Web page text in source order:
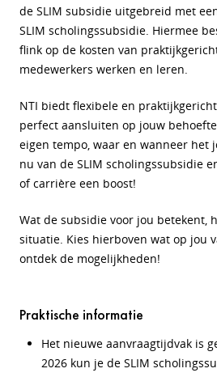
de SLIM subsidie uitgebreid met
SLIM scholingssubsidie. Hiermee
flink op de kosten van
medewerkers werken en leren.
NTI biedt flexibele en
perfect aansluiten op jouw
eigen tempo, waar en wanneer het
nu van de SLIM scholingssubsidie
of carrière een boost!
Wat de subsidie voor jou betekent,
situatie. Kies hierboven wat op jou
ontdek de mogelijkheden!
Praktische informatie
Het nieuwe aanvraagtijdvak is
2026 kun je de SLIM